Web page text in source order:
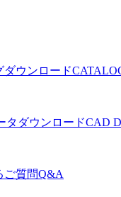
ダウンロード
タダウンロードCAD
ご質問Q&A